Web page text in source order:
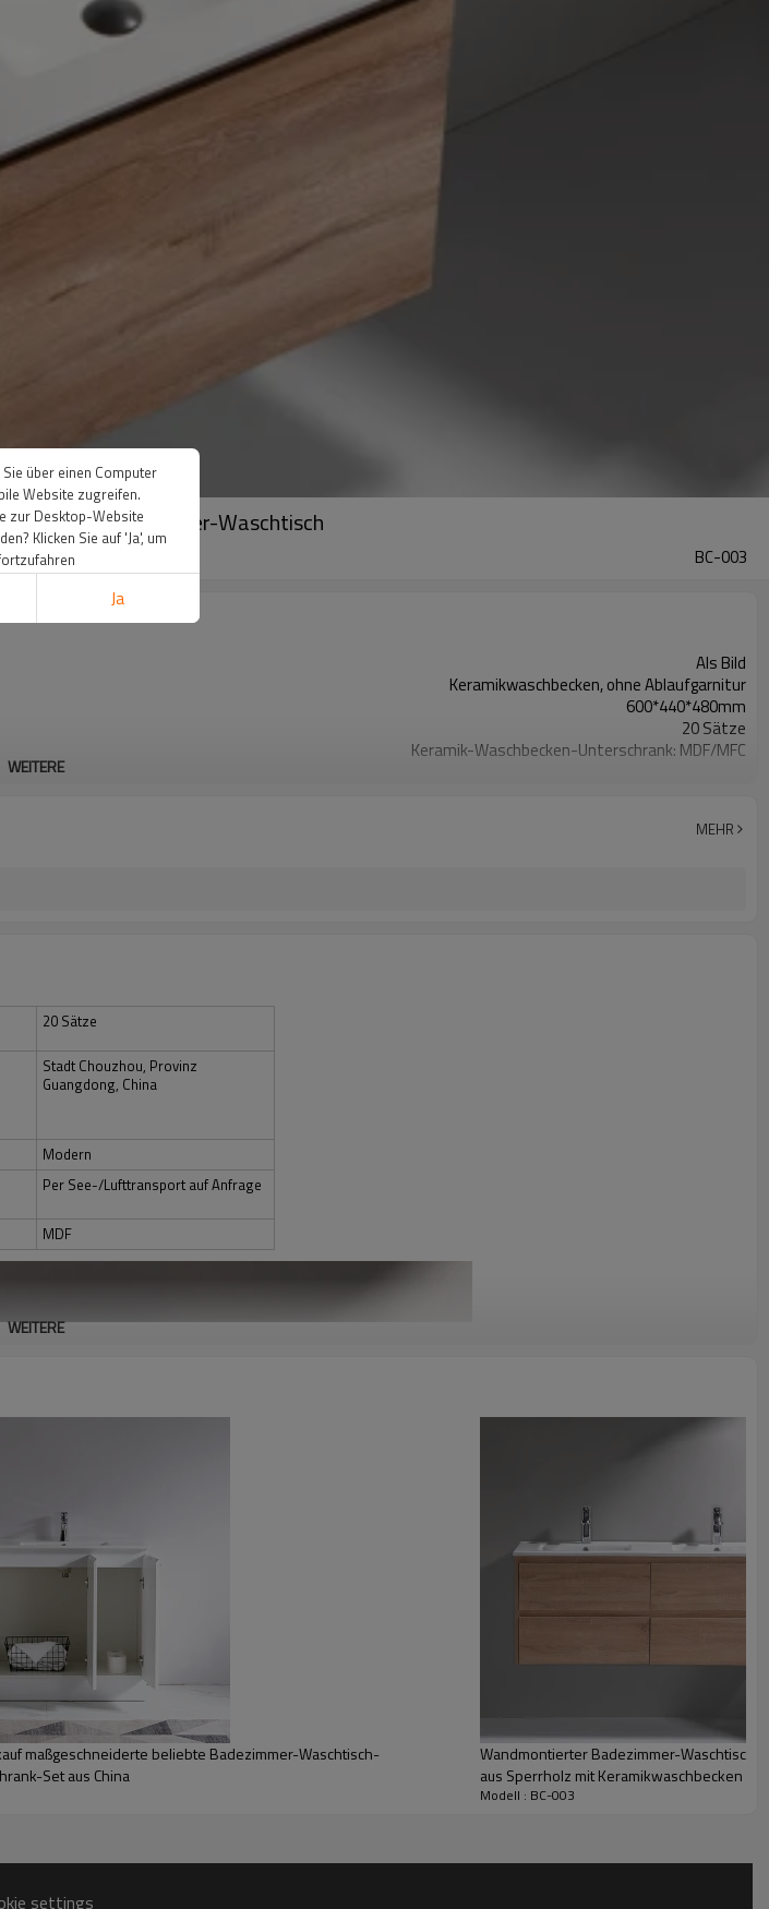
Badezimmer-Waschtisch
BC-003
Als Bild
Keramikwaschbecken, ohne Ablaufgarnitur
600*440*480mm
20 Sätze
Keramik-Waschbecken-Unterschrank: MDF/MFC
WEITERE
MEHR
20 Sätze
Stadt Chouzhou, Provinz
Guangdong, China
Modern
Per See-/Lufttransport auf Anfrage
MDF
WEITERE
maßgeschneiderte beliebte Badezimmer-Waschtisch-
Set aus China
Wandmontierter Badezimmer-Waschtisch
aus Sperrholz mit Keramikwaschbecken
Modell : BC-003
settings
über einen Computer
Website zugreifen.
zur Desktop-Website
Klicken Sie auf 'Ja', um
Ja